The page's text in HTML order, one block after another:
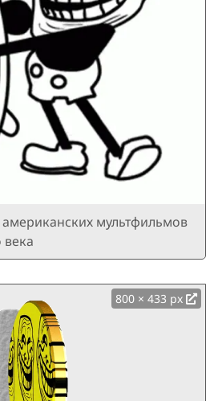
мультфильмов
800 × 433 px